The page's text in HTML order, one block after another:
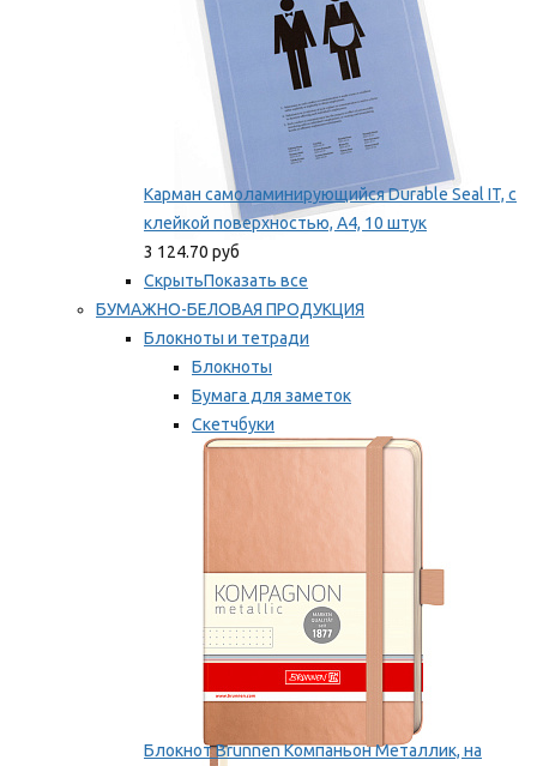
Карман самоламинирующийся Durable Seal IT, с
клейкой поверхностью, A4, 10 штук
3 124.70 руб
СкрытьПоказать все
БУМАЖНО-БЕЛОВАЯ ПРОДУКЦИЯ
Блокноты и тетради
Блокноты
Бумага для заметок
Скетчбуки
Тетради
Блокнот Brunnen Компаньон Металлик, на